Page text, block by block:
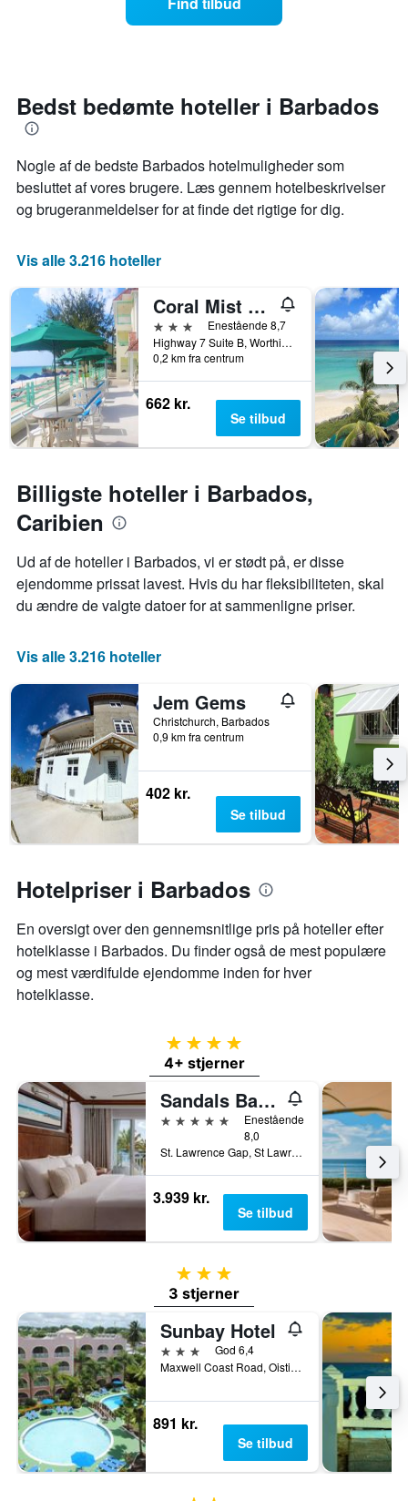
et
værelse
opholdet
nærmer
sig
har
1
akse,
viser
antallet
af
dage
før
opholdet
Diagrammet
har
1
y-
akse,
der
gennemsnitlige
pris
for
værelse
Bedst bedømte hoteller i Barbados
Nogle af de bedste Barbados hotelmuligheder som
besluttet af vores brugere. Læs gennem hotelbeskrivelser
og brugeranmeldelser for at finde det rigtige for dig.
Vis alle 3.216 hoteller
Coral Mist Beach Hotel
3 stjernerEnestående 8,7
Highway 7 Suite B, Worthing, Barbados
0,2 km fra centrum
662 kr.
Se tilbud
Billigste hoteller i Barbados,
Caribien
Ud af de hoteller i Barbados, vi er stødt på, er disse
ejendomme prissat lavest. Hvis du har fleksibiliteten, skal
du ændre de valgte datoer for at sammenligne priser.
Vis alle 3.216 hoteller
Jem Gems
Christchurch, Barbados
0,9 km fra centrum
402 kr.
Se tilbud
Hotelpriser i Barbados
En oversigt over den gennemsnitlige pris på hoteller efter
hotelklasse i Barbados. Du finder også de mest populære
og mest værdifulde ejendomme inden for hver
hotelklasse.
4 stjerner
4+ stjerner
Sandals Barbados
5 stjerner
Enestående
8,0
St. Lawrence Gap, St Lawrence Gap, Barbados
3.939 kr.
Se tilbud
3 stjerner
3 stjerner
Sunbay Hotel
3 stjernerGod 6,4
Maxwell Coast Road, Oistins, Christ Church, 15031, Bridgetown, Barbados
891 kr.
Se tilbud